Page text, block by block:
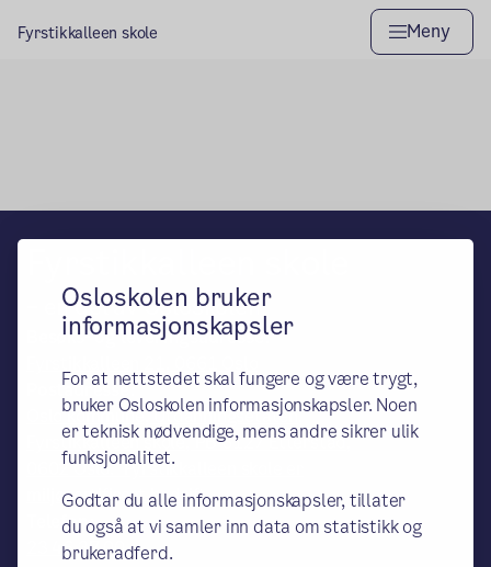
Osloskolen bruker
informasjonskapsler
For at nettstedet skal fungere og være trygt,
bruker Osloskolen informasjonskapsler. Noen
er teknisk nødvendige, mens andre sikrer ulik
funksjonalitet.
Godtar du alle informasjonskapsler, tillater
du også at vi samler inn data om statistikk og
brukeradferd.
Fyrstikkalleen skole Meny
– en del av Osloskolen
Besøks- og leveringsadresse:
Postadresse:
Oslo kommune, Utdanningsetaten,
Fyrstikkalleen skole, PB 6127 Etterstad,
0602 Oslo. Fyrstikkalleen skole er
miljøsertifisert bedrift.
Telefon:
23 46 37 00